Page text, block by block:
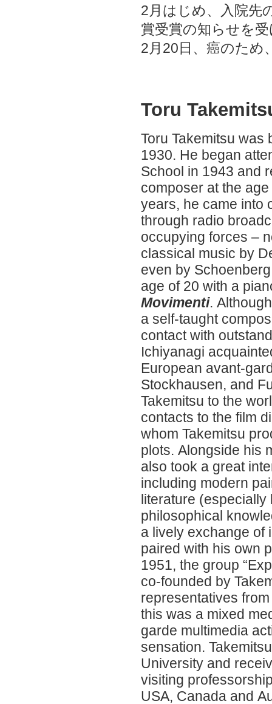
2月はじめ、入院先
賞受賞の知らせを
2月20日、癌のため
Toru
Toru Takemitsu was
1930. He began
School in 1943 and
composer at the
years, he came into
through radio
occupying forces –
classical music by
even by
age of 20 with a
Movimenti.
a self-taught
contact with
Ichiyanagi
European avant-
Stockhausen, and
Takemitsu to the
contacts to the film
whom Takemitsu
plots. Alongside his
also took a great
including modern
literature
philosophical
a lively exchange of
paired with his own
1951, the group
co-founded by
representatives
this was a mixed
garde multimedia
sensation.
University and
visiting
USA, Canada and